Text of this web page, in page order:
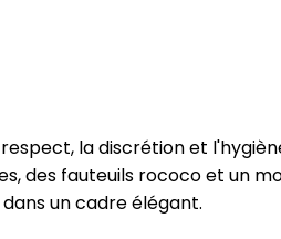
la discrétion et
des fauteuils rococo et un
un cadre élégant.